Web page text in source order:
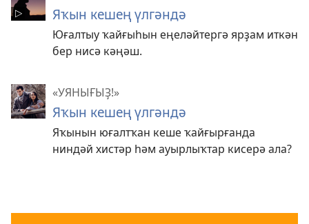
Яҡын кешең үлгәндә
Юғалтыу ҡайғыһын еңеләйтергә ярҙам иткән
бер нисә кәңәш.
«УЯНЫҒЫҘ!»
Яҡын кешең үлгәндә
Яҡынын юғалтҡан кеше ҡайғырғанда
ниндәй хистәр һәм ауырлыҡтар кисерә ала?